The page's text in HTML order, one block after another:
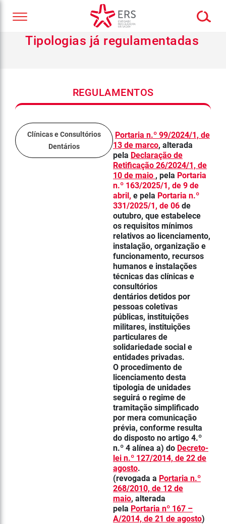
Tipologias já regulamentadas
REGULAMENTOS
Clínicas e Consultórios
Dentários
Portaria n.º 99/2024/1, de
13 de marco, alterada
pela Declaração de
Retificação 26/2024/1, de
10 de maio , pela Portaria
n.º 163/2025/1, de 9 de
abril, e pela Portaria n.º
331/2025/1, de 06 de
outubro, que estabelece
os requisitos mínimos
relativos ao licenciamento,
instalação, organização e
funcionamento, recursos
humanos e instalações
técnicas das clínicas e
consultórios
dentários detidos por
pessoas coletivas
públicas, instituições
militares, instituições
particulares de
solidariedade social e
entidades privadas.
O procedimento de
licenciamento desta
tipologia de unidades
seguirá o regime de
tramitação simplificado
por mera comunicação
prévia, conforme resulta
do disposto no artigo 4.º
n.º 4 alínea a) do Decreto-
lei n.º 127/2014, de 22 de
agosto.
(revogada a Portaria n.º
268/2010, de 12 de
maio, alterada
pela Portaria nº 167 –
A/2014, de 21 de agosto)